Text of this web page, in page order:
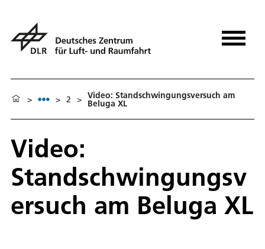
> > 2 > Video: Standschwingungsversuch am
Beluga XL
Video:
Standschwingungsv
ersuch am Beluga XL